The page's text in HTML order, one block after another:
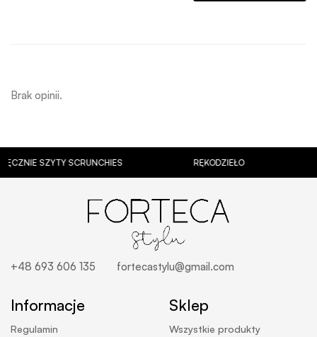
Brak opinii.
SZYTY SCRUNCHIES RĘKODZIEŁO
+48 693 606 135 fortecastylu@gmail.com
Informacje
Regulamin
Sklep
Wszystkie produkty